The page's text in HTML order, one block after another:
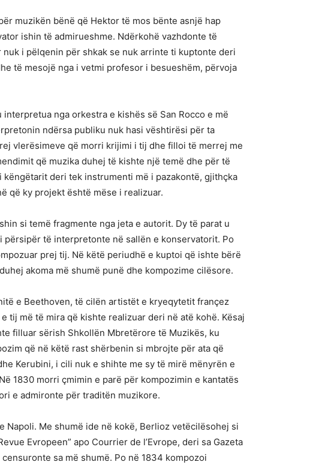
muzikën bënë që Hektor të mos bënte asnjë hap
ishin të admirueshme. Ndërkohë vazhdonte të
i pëlqenin për shkak se nuk arrinte ti kuptonte deri
të mesojë nga i vetmi profesor i besueshëm, përvoja
nga orkestra e kishës së San Rocco e më
ndërsa publiku nuk hasi vështirësi për ta
vlerësimeve që morri krijimi i tij dhe filloi të merrej me
që muzika duhej të kishte një temë dhe për të
deri tek instrumenti më i pazakontë, gjithçka
që ky projekt është mëse i realizuar.
si temë fragmente nga jeta e autorit. Dy të parat u
të interpretonte në sallën e konservatorit. Po
prej tij. Në këtë periudhë e kuptoi që ishte bërë
akoma më shumë punë dhe kompozime cilësore.
e Beethoven, të cilën artistët e kryeqytetit françez
tij më të mira që kishte realizuar deri në atë kohë. Kësaj
filluar sërish Shkollën Mbretërore të Muzikës, ku
që në këtë rast shërbenin si mbrojte për ata që
Kerubini, i cili nuk e shihte me sy të mirë mënyrën e
1830 morri çmimin e parë për kompozimin e kantatës
e admironte për traditën muzikore.
Napoli. Me shumë ide në kokë, Berlioz vetëcilësohej si
Evropeen” apo Courrier de l’Evrope, deri sa Gazeta
sa më shumë. Po në 1834 kompozoi